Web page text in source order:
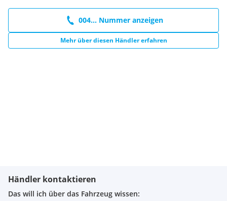
004... Nummer anzeigen
Mehr über diesen Händler erfahren
Händler kontaktieren
Das will ich über das Fahrzeug wissen: